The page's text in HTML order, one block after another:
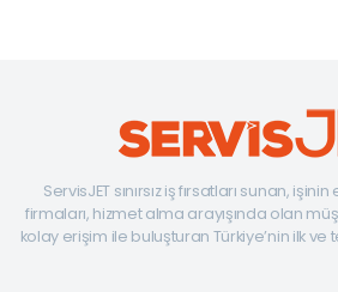
ServisJET sınırsız iş fırsatları sunan,
firmaları, hizmet alma arayışında olan
kolay erişim ile buluşturan Türkiye’nin ilk